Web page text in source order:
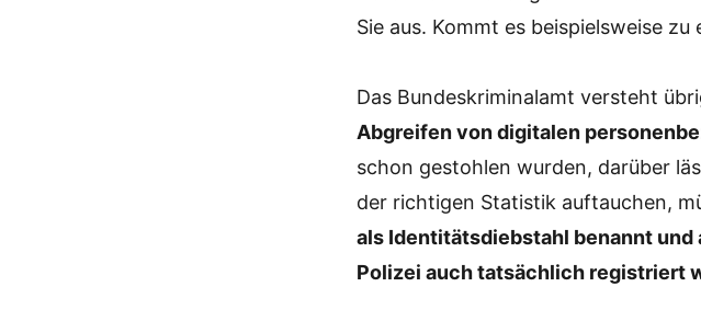
Sie aus. Kommt es beispielsweise zu
Das Bundeskriminalamt versteht
Abgreifen von digitalen
schon gestohlen wurden, darüber
der richtigen Statistik auftauchen,
als Identitätsdiebstahl benannt und
Polizei auch tatsächlich registriert